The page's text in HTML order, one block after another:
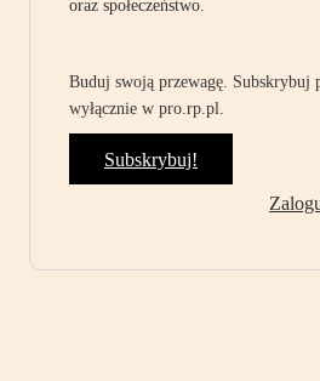
oraz społeczeństwo.
Buduj swoją przewagę. Subskrybuj
wyłącznie w pro.rp.pl.
Subskrybuj!